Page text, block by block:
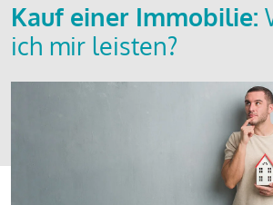
Kauf einer Immobilie:
ich mir leisten?